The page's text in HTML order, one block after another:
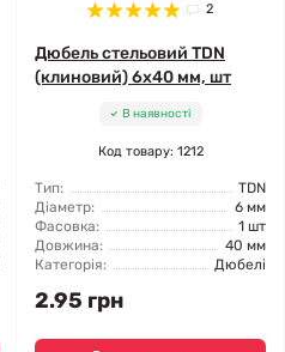
2
Дюбель стельовий TDN
(клиновий) 6x40 мм, шт
В наявності
Код товару: 1212
Тип:
TDN
Діаметр:
6 мм
Фасовка:
1 шт
Довжина:
40 мм
Категорія:
Дюбелі
2.95 грн